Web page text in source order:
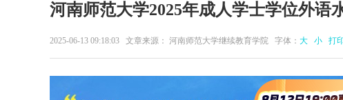
河南师范大学2025年成人学士学位外语
2025-06-13 09:18:03 文章来源： 河南师范大学继续教育学院 字体： 大 小 打